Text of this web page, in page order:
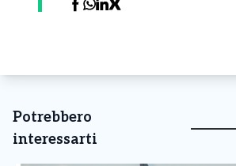
Potrebbero
interessarti